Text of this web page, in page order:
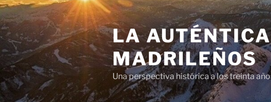
LA
MADRILEÑOS
Una perspectiva histórica a los treinta